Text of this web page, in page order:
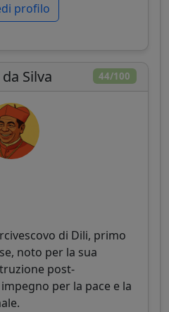
profilo
44/100
Silva
di Dili, primo
noto per la sua
post-
per la pace e la